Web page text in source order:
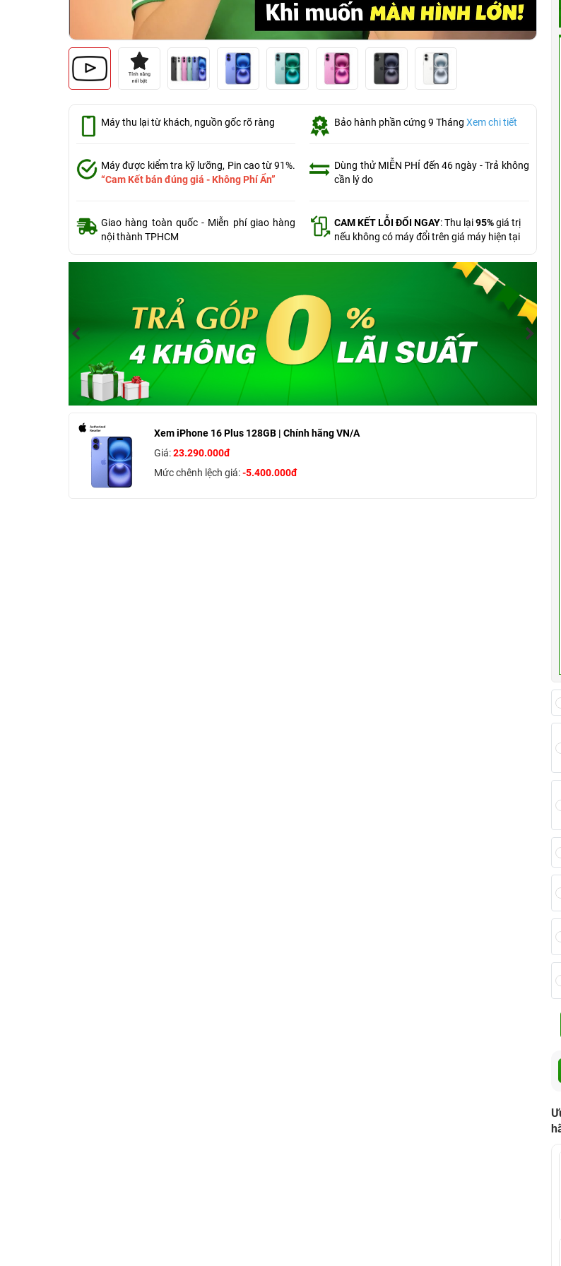
Máy thu lại từ khách, nguồn gốc rõ ràng
Máy được kiểm tra kỹ lưỡng, Pin cao từ 91%.
“Cam Kết bán đúng giá - Không Phí Ẩn”
Giao hàng toàn quốc - Miễn phí giao hàng
nội thành TPHCM
Bảo hành phần cứng 9 ThángXem chi tiết
Dùng thử MIỄN PHÍ đến 46 ngày - Trả không
cần lý do
CAM KẾT LỖI ĐỔI NGAY: Thu lại95%giá trị
nếu không có máy đổi trên giá máy hiện tại
Xem iPhone 16 Plus 128GB | Chính hãng VN/A
Giá:23.290.000đ
Mức chênh lệch giá:-5.400.000đ